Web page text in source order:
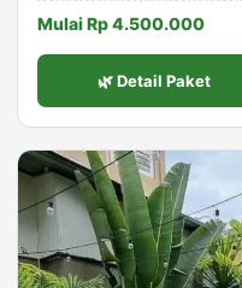
Mulai Rp 4.500.000
🌿 Detail Paket